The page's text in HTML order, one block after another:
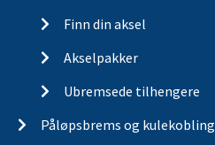
Finn din aksel
Akselpakker
Ubremsede tilhengere
Påløpsbrems og kulekobling